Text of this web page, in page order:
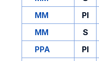
MM
PI
MM
S
PPA
PI